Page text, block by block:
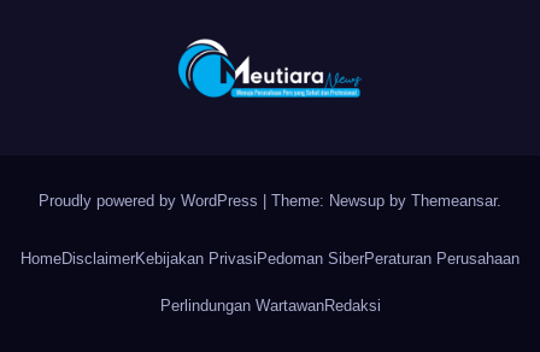
Proudly powered by WordPress Theme: Newsup by Themeansar.
HomeDisclaimerKebijakan Privasi Pedoman SiberPeraturan Perusahaan
Perlindungan WartawanRedaksi